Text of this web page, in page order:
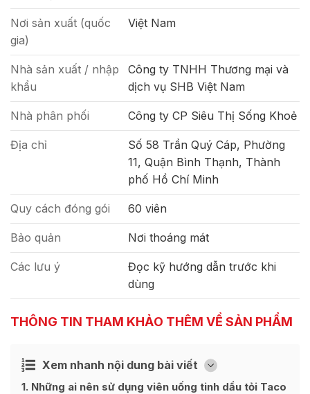
Nơi sản xuất (quốc
gia)
Việt Nam
Nhà sản xuất / nhập
khẩu
Công ty TNHH Thương mại và
dịch vụ SHB Việt Nam
Nhà phân phối Công ty CP Siêu Thị Sống Khoẻ
Địa chỉ
Số 58 Trần Quý Cáp, Phường
11, Quận Bình Thạnh, Thành
phố Hồ Chí Minh
Quy cách đóng gói 60 viên
Bảo quản Nơi thoáng mát
Các lưu ý
Đọc kỹ hướng dẫn trước khi
dùng
THÔNG TIN THAM KHẢO THÊM VỀ SẢN PHẨM
Xem nhanh nội dung bài viết [
Ẩn
1 Những ai nên sử dụng viên uống tinh dầu tỏi Taco